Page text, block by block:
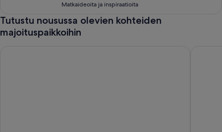
Matkaideoita ja inspiraatioita
Tutustu nousussa olevien kohteiden
majoituspaikkoihin